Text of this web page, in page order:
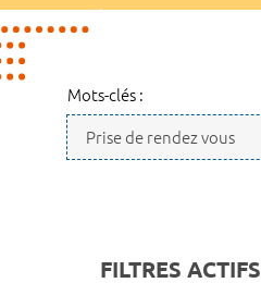
Mots-clés :
FILTRES ACTIFS